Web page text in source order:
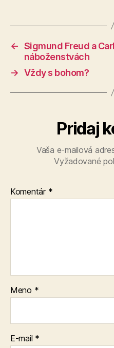
← Sigmund Freud a
náboženstvách
→ Vždy s bohom?
Pridaj
Vaša e-mailová
Vyžadované
Komentár *
Meno *
E-mail *